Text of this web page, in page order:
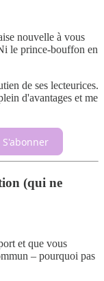
nouvelle à vous
le prince-bouffon en
de ses lecteurices.
d'avantages et me
S'abonner
(qui ne
et que vous
– pourquoi pas